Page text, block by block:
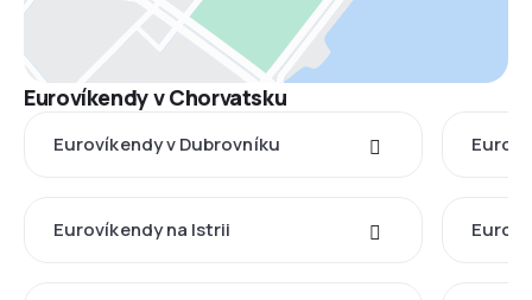
Eurovíkendy v Chorvatsku
Eurovíkendy v Dubrovníku
Eurovíkendy na Istrii